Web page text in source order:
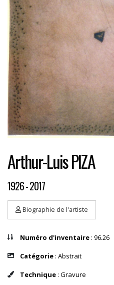
Arthur-Luis PIZA
1926 - 2017
Biographie de l'artiste
Numéro d'inventaire : 96.26
Catégorie : Abstrait
Technique : Gravure